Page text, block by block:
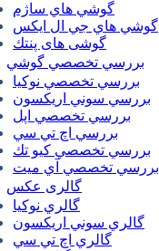
گوشي هاي ساژم
گوشي هاي جي ال ايكس
گوشی های پنتك
بررسي تخصصي گوشي
بررسي تخصصي نوكيا
بررسي سوني اريكسون
بررسي تخصصي اپل
بررسي اچ تي سي
بررسي تخصصي كيو تك
بررسي تخصصي آي ميت
گالری عکس
گالري نوكيا
گالري سوني اريكسون
گالري اچ تي سي